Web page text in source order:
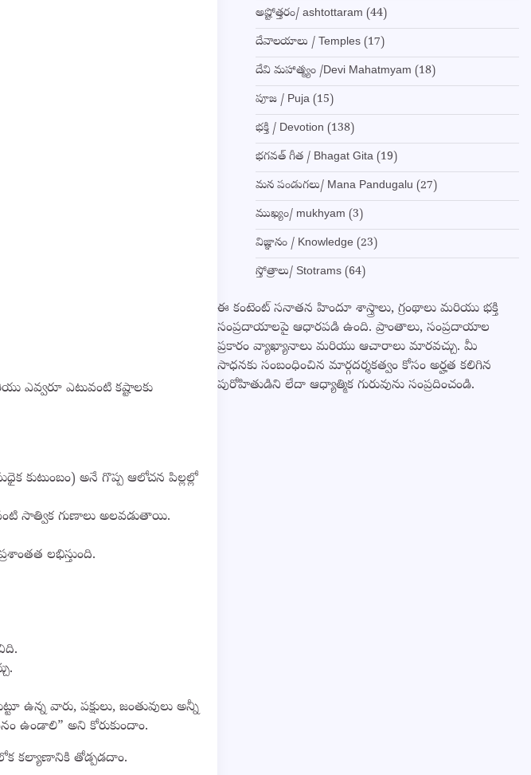
ఎవ్వరూ ఎటువంటి కష్టాలకు
కుటుంబం) అనే గొప్ప ఆలోచన పిల్లల్లో
సాత్విక గుణాలు అలవడుతాయి.
లభిస్తుంది.
వారు, పక్షులు, జంతువులు అన్నీ
ఉండాలి” అని కోరుకుందాం.
కల్యాణానికి తోడ్పడదాం.
అష్టోత్తరం/ ashtottaram (44)
దేవాలయాలు / Temples(17)
దేవి మహాత్మ్యం /Devi Mahatmyam (18)
పూజ / Puja(15)
భక్తి / Devotion (138)
భగవత్ గీత / Bhagat Gita(19)
మన పండుగలు/ Mana Pandugalu (27)
ముఖ్యం/ mukhyam (3)
విజ్ఞానం / Knowledge (23)
స్తోత్రాలు/ Stotrams(64)
ఈ కంటెంట్ సనాతన హిందూ శాస్త్రాలు, గ్రంథాలు మరియు భక్తి
సంప్రదాయాలపై ఆధారపడి ఉంది. ప్రాంతాలు, సంప్రదాయాల
ప్రకారం వ్యాఖ్యానాలు మరియు ఆచారాలు మారవచ్చు. మీ
సాధనకు సంబంధించిన మార్గదర్శకత్వం కోసం అర్హత కలిగిన
పురోహితుడిని లేదా ఆధ్యాత్మిక గురువును సంప్రదించండి.